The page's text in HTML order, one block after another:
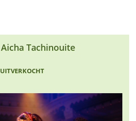
Aicha Tachinouite
UITVERKOCHT